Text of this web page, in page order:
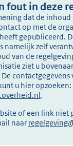
fout in deze
dat de inhoud
op met de
gepubliceerd.
namelijk zelf
van de
ziet u
contactgegevens
u hier opzoeken:
.
of een link niet
naar